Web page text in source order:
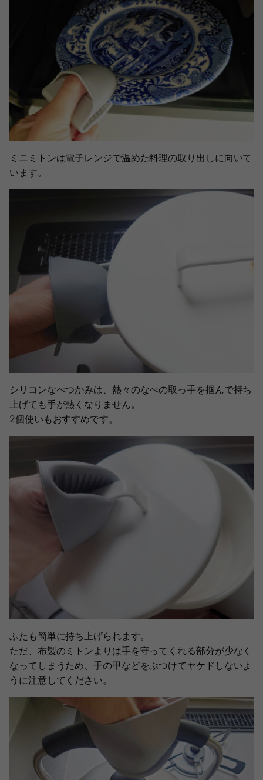
ミニミトンは電子レンジで温めた料理の取り出しに向いて
います。
シリコンなべつかみは、熱々のなべの取っ手を掴んで持ち
上げても手が熱くなりません。
2個使いもおすすめです。
ふたも簡単に持ち上げられます。
ただ、布製のミトンよりは手を守ってくれる部分が少なく
なってしまうため、手の甲などをぶつけてヤケドしないよ
うに注意してください。